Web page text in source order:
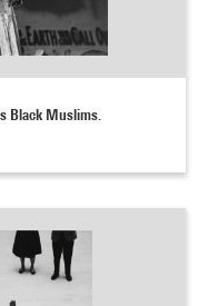
Black Muslims.